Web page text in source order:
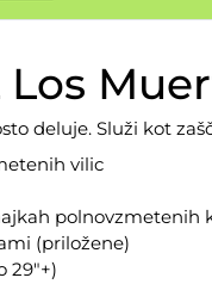
Los
deluje. Služi kot
vilic
polnovzmetenih
(priložene)
29″+)